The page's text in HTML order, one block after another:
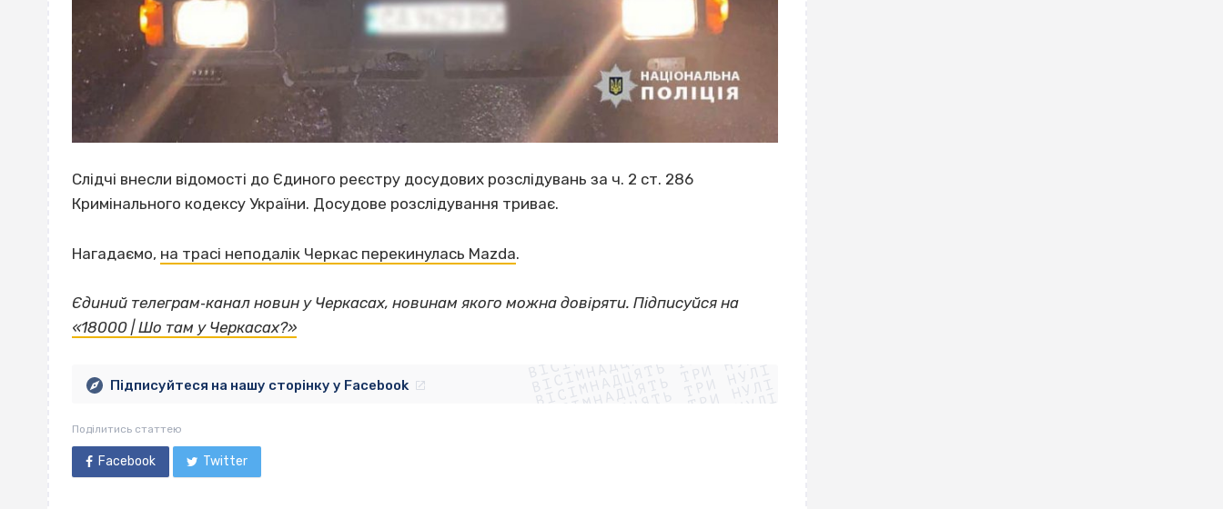
Слідчі внесли відомості до Єдиного реєстру досудових розслідувань за ч. 2 ст. 286
Кримінального кодексу України. Досудове розслідування триває.
Нагадаємо, на трасі неподалік Черкас перекинулась Mazda.
Єдиний телеграм‐канал новин у Черкасах, новинам якого можна довіряти. Підписуйся на
«18000 | Шо там у Черкасах?»
ВІСІМНАДЦЯТЬ ТРИ НУЛІ
ВІСІМНАДЦЯТЬ ТРИ НУЛІ
ВІСІМНАДЦЯТЬ ТРИ НУЛІ
ВІСІМНАДЦЯТЬ ТРИ НУЛІ
ВІСІМНАДЦЯТЬ ТРИ НУЛІ
ВІСІМНАДЦЯТЬ ТРИ НУЛІ
ВІСІМНАДЦЯТЬ ТРИ НУЛІ
Підписуйтеся на нашу сторінку у Facebook
Поділитись статтею
Facebook Twitter